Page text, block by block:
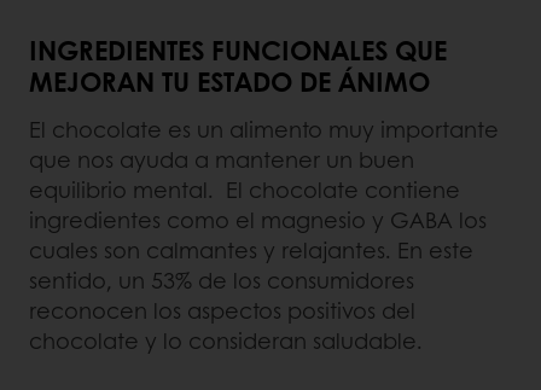
INGREDIENTES FUNCIONALES QUE
MEJORAN TU ESTADO DE ÁNIMO
El chocolate es un alimento muy importante
que nos ayuda a mantener un buen
equilibrio mental. El chocolate contiene
ingredientes como el magnesio y GABA los
cuales son calmantes y relajantes. En este
sentido, un 53% de los consumidores
reconocen los aspectos positivos del
chocolate y lo consideran saludable.